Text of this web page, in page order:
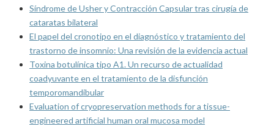
Síndrome de Usher y Contracción Capsular tras cirugía de
cataratas bilateral
El papel del cronotipo en el diagnóstico y tratamiento del
trastorno de insomnio: Una revisión de la evidencia actual
Toxina botulínica tipo A1. Un recurso de actualidad
coadyuvante en el tratamiento de la disfunción
temporomandibular
Evaluation of cryopreservation methods for a tissue-
engineered artificial human oral mucosa model